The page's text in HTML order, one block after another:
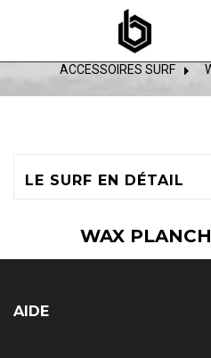
ACCESSOIRES SURF
>
LE SURF EN DÉTAIL
WAX
AIDE